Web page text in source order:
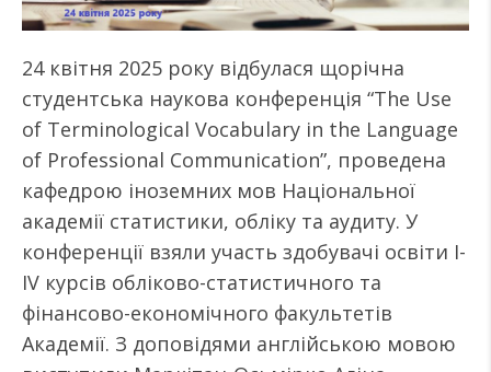
24 квітня 2025 року відбулася щорічна
студентська наукова конференція “The Use
of Terminological Vocabulary in the Language
of Professional Communication”, проведена
кафедрою іноземних мов Національної
академії статистики, обліку та аудиту. У
конференції взяли участь здобувачі освіти І-
ІV курсів обліково-статистичного та
фінансово-економічного факультетів
Академії. З доповідями англійською мовою